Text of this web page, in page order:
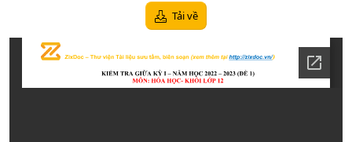
ả
s
Tải về